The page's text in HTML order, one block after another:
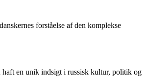
forståelse af den komplekse
en unik indsigt i russisk kultur, politik og